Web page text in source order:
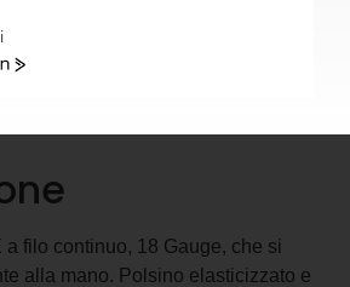
3X42D – EN 16350 – 05D096
filo continuo, 18 Gauge, che si
alla mano. Polsino elasticizzato e